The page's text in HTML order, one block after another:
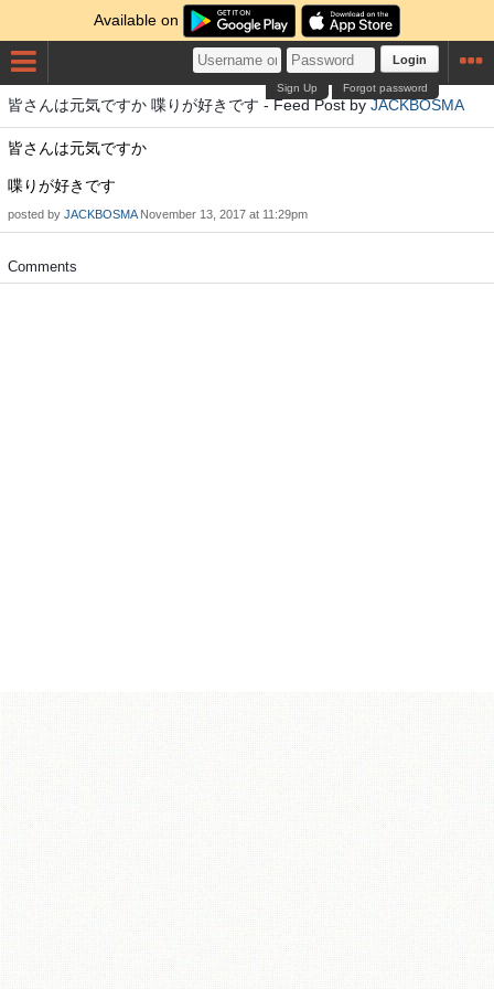
Available on
Login
Forgot password
Sign Up
皆さんは元気ですか 喋りが好きです - Feed Post byJACKBOSMA
皆さんは元気ですか
喋りが好きです
posted by JACKBOSMA November 13, 2017 at 11:29pm
Comments